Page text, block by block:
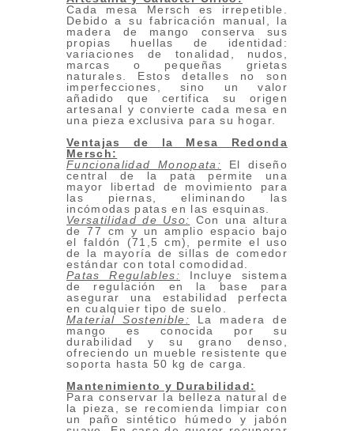
Cada mesa Mersch es irrepetible.
Debido a su fabricación manual, la
madera de mango conserva sus
propias huellas de identidad:
variaciones de tonalidad, nudos,
marcas o pequeñas grietas
naturales. Estos detalles no son
imperfecciones, sino un valor
añadido que certifica su origen
artesanal y convierte cada mesa en
una pieza exclusiva para su hogar.
Ventajas de la Mesa Redonda
Mersch:
Funcionalidad Monopata: El diseño
central de la pata permite una
mayor libertad de movimiento para
las piernas, eliminando las
incómodas patas en las esquinas.
Versatilidad de Uso: Con una altura
de 77 cm y un amplio espacio bajo
el faldón (71,5 cm), permite el uso
de la mayoría de sillas de comedor
estándar con total comodidad.
Patas Regulables: Incluye sistema
de regulación en la base para
asegurar una estabilidad perfecta
en cualquier tipo de suelo.
Material Sostenible: La madera de
mango es conocida por su
durabilidad y su grano denso,
ofreciendo un mueble resistente que
soporta hasta 50 kg de carga.
Mantenimiento y Durabilidad:
Para conservar la belleza natural de
la pieza, se recomienda limpiar con
un paño sintético húmedo y jabón